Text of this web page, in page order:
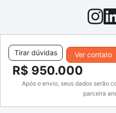
Ver contato
Tirar dúvidas
R$ 950.000
Após o envio, seus dados serão
parceira